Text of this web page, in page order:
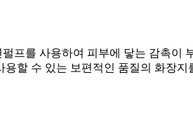
프를 사용하여 피부에 닿는 감촉이
할 수 있는 보편적인 품질의 화장